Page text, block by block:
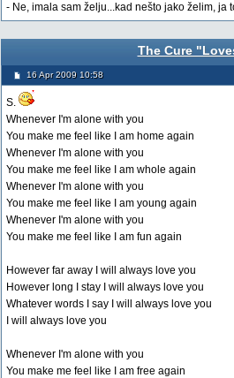
- Ne, imala sam želju...kad nešto jako želim, ja
The Cure
16 Apr 2009 10:58
S.
Whenever I'm alone with you
You make me feel like I am home again
Whenever I'm alone with you
You make me feel like I am whole again
Whenever I'm alone with you
You make me feel like I am young again
Whenever I'm alone with you
You make me feel like I am fun again
However far away I will always love you
However long I stay I will always love you
Whatever words I say I will always love you
I will always love you
Whenever I'm alone with you
You make me feel like I am free again